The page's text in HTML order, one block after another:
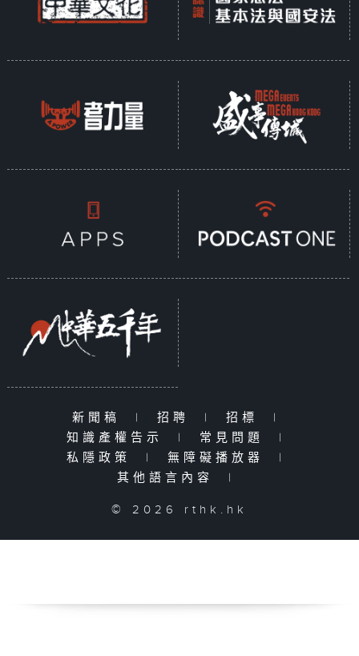
新聞稿 | 招聘 | 招標
|
知識產權告示
| 常見問題
|
私隱政策
| 無障礙播放器
|
其他語言內容
|
© 2026 rthk.hk